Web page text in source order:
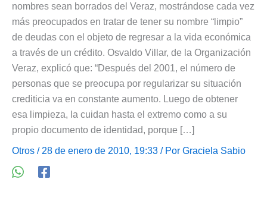
nombres sean borrados del Veraz, mostrándose cada vez
más preocupados en tratar de tener su nombre “limpio”
de deudas con el objeto de regresar a la vida económica
a través de un crédito. Osvaldo Villar, de la Organización
Veraz, explicó que: “Después del 2001, el número de
personas que se preocupa por regularizar su situación
crediticia va en constante aumento. Luego de obtener
esa limpieza, la cuidan hasta el extremo como a su
propio documento de identidad, porque […]
Otros / 28 de enero de 2010, 19:33 / Por Graciela Sabio